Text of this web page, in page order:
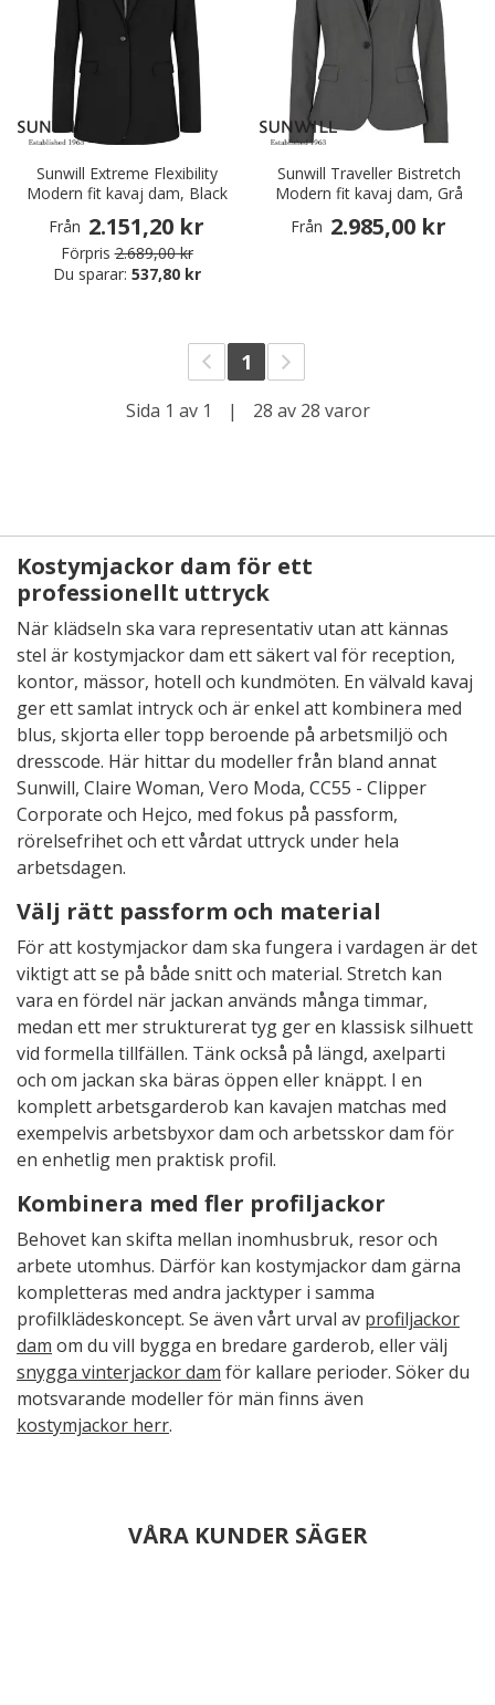
Sunwill Extreme Flexibility
Modern fit kavaj dam, Black
Från 2.151,20 kr
Förpris 2.689,00 kr
Du sparar: 537,80 kr
Sunwill Traveller Bistretch
Modern fit kavaj dam, Grå
Från 2.985,00 kr
1
Sida 1 av 1 | 28 av 28 varor
Kostymjackor dam för ett
professionellt uttryck
När klädseln ska vara representativ utan att kännas
stel är kostymjackor dam ett säkert val för reception,
kontor, mässor, hotell och kundmöten. En välvald kavaj
ger ett samlat intryck och är enkel att kombinera med
blus, skjorta eller topp beroende på arbetsmiljö och
dresscode. Här hittar du modeller från bland annat
Sunwill, Claire Woman, Vero Moda, CC55 - Clipper
Corporate och Hejco, med fokus på passform,
rörelsefrihet och ett vårdat uttryck under hela
arbetsdagen.
Välj rätt passform och material
För att kostymjackor dam ska fungera i vardagen är det
viktigt att se på både snitt och material. Stretch kan
vara en fördel när jackan används många timmar,
medan ett mer strukturerat tyg ger en klassisk silhuett
vid formella tillfällen. Tänk också på längd, axelparti
och om jackan ska bäras öppen eller knäppt. I en
komplett arbetsgarderob kan kavajen matchas med
exempelvis arbetsbyxor dam och arbetsskor dam för
en enhetlig men praktisk profil.
Kombinera med fler profiljackor
Behovet kan skifta mellan inomhusbruk, resor och
arbete utomhus. Därför kan kostymjackor dam gärna
kompletteras med andra jacktyper i samma
profilklädeskoncept. Se även vårt urval av profiljackor
dam om du vill bygga en bredare garderob, eller välj
snygga vinterjackor dam för kallare perioder. Söker du
motsvarande modeller för män finns även
kostymjackor herr.
VÅRA KUNDER SÄGER